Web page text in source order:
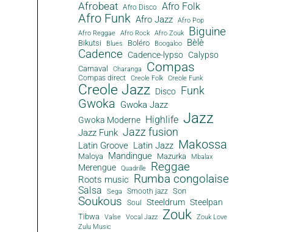
Afrobeat Afro Disco Afro Folk
Afro Funk Afro Jazz
Afro Pop
Afro Reggae
Afro Rock Afro Zouk Biguine
Bikutsi Blues Boléro Boogaloo Bèlè
Cadence Cadence-lypso Calypso
Carnaval Charanga Compas
Compas direct Creole Folk Creole Funk
Creole Jazz Disco Funk
Gwoka Gwoka Jazz
Gwoka Moderne Highlife Jazz
Jazz Funk Jazz fusion
Latin Groove Latin Jazz Makossa
Maloya Mandingue Mazurka Mbalax
Merengue Quadrille Reggae
Roots music Rumba congolaise
Salsa Sega Smooth jazz Son
Soukous Soul Steeldrum Steelpan
Tibwa Valse Vocal Jazz Zouk
Zouk Love
Zulu Music